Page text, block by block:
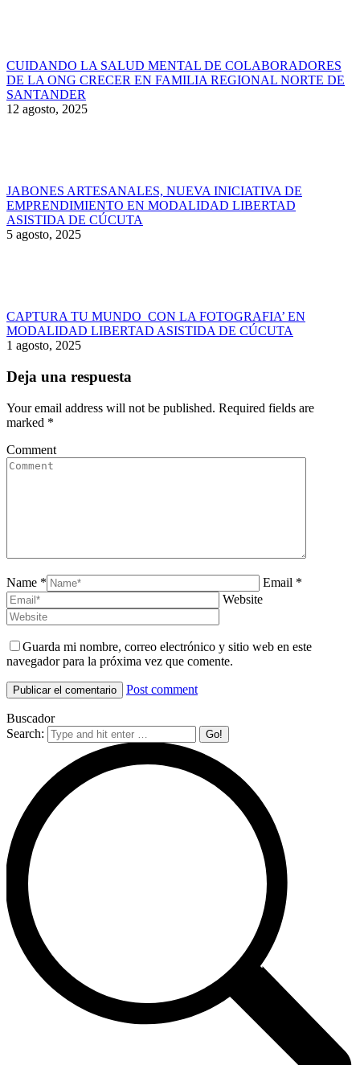
CUIDANDO LA SALUD MENTAL DE COLABORADORES
DE LA ONG CRECER EN FAMILIA REGIONAL NORTE DE
SANTANDER
12 agosto, 2025
JABONES ARTESANALES, NUEVA INICIATIVA DE
EMPRENDIMIENTO EN MODALIDAD LIBERTAD
ASISTIDA DE CÚCUTA
5 agosto, 2025
CAPTURA TU MUNDO CON LA FOTOGRAFIA’ EN
MODALIDAD LIBERTAD ASISTIDA DE CÚCUTA
1 agosto, 2025
Deja una respuesta
Your email address will not be published. Required fields are
marked *
Comment
Name *
Email *
Website
Guarda mi nombre, correo electrónico y sitio web en este
navegador para la próxima vez que comente.
Post comment
Buscador
Search: